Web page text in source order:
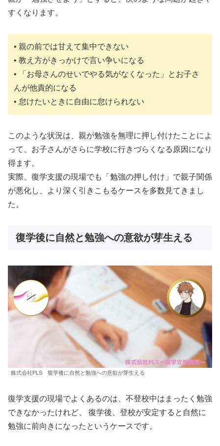
すくなります。
• 親の前では甘えて集中できない
• 教え方がきっかけで言い争いになる
• 「お母さんのせいでやる気がなくなった」とお子さ
んが他責的になる
• 怠けたいときに自由に怠けられない
このような状況は、親が勉強を無理に押し付けたことによ
って、お子さんがさらに学校に行きづらくなる原因になり
得ます。
実際、復学支援の現場でも「勉強の押し付け」で親子関係
が悪化し、より深く引きこもるケースを多数見てきまし
た。
復学後に自然と勉強への意欲が芽生える
株式会社PLS 復学後に自然と勉強への意欲が芽生える
復学支援の現場でよくあるのは、不登校中はまったく勉強
できなかったけれど、 復学後、登校が安定すると自然に
勉強に前向きになったというケースです。